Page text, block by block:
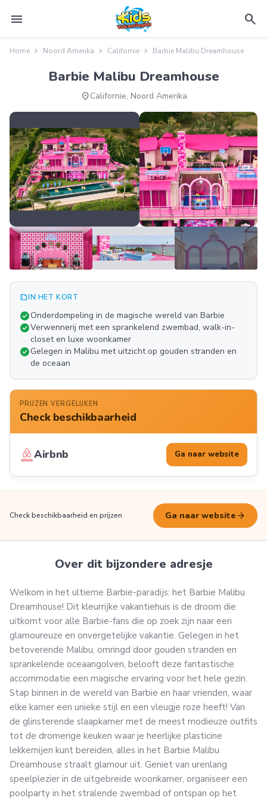
menu search
Home Noord Amerika Californie Barbie Malibu Dreamhouse
Barbie Malibu Dreamhouse
location_onCalifornie, Noord Amerika
FOTO'S
summarizeIN HET KORT
check_circleOnderdompeling in de magische wereld van Barbie
check_circleVerwennerij met een sprankelend zwembad, walk-in-
closet en luxe woonkamer
check_circleGelegen in Malibu met uitzicht op gouden stranden en
de oceaan
PRIJZEN VERGELIJKEN
Check beschikbaarheid
Airbnb Ga naar website
Check beschikbaarheid en prijzen Ga naar website arrow_forward
Over dit bijzondere adresje
Welkom in het ultieme Barbie-paradijs: het Barbie Malibu
Dreamhouse! Dit kleurrijke vakantiehuis is de droom die
uitkomt voor alle Barbie-fans die op zoek zijn naar een
glamoureuze en onvergetelijke vakantie. Gelegen in het
betoverende Malibu, omringd door gouden stranden en
sprankelende oceaangolven, belooft deze fantastische
accommodatie een magische ervaring voor het hele gezin.
Stap binnen in de wereld van Barbie en haar vrienden, waar
elke kamer een unieke stijl en een vleugje roze heeft! Van
de glinsterende slaapkamer met de meest modieuze outfits
tot de dromerige keuken waar je heerlijke plasticine
lekkernijen kunt bereiden, alles in het Barbie Malibu
Dreamhouse straalt glamour uit. Geniet van urenlang
speelplezier in de uitgebreide woonkamer, organiseer een
poolparty in het stralende zwembad of ontspan op het